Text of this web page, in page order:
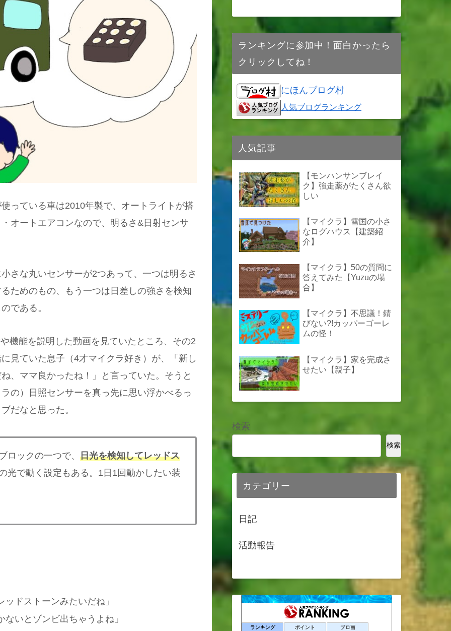
っている車は2010年製で、オートライトが搭
オートエアコンなので、明るさ&日射センサ
さな丸いセンサーが2つあって、一つは明るさ
ためのもの、もう一つは日差しの強さを検知
である。
機能を説明した動画を見ていたところ、その2
見ていた息子（4才マイクラ好き）が、「新し
、ママ良かったね！」と言っていた。そうと
の）日照センサーを真っ先に思い浮かべるっ
だなと思った。
ロックの一つで、 日光を検知してレッドス
光で動く設定もある。1日1回動かしたい装
ドストーンみたいだね」
いとゾンビ出ちゃうよね」
ランキングに参加中！面白かったら
クリックしてね！
にほんブログ村
人気ブログランキング
人気記事
【モンハンサンブレイ
ク】強走薬がたくさん欲
しい
【マイクラ】雪国の小さ
なログハウス【建築紹
介】
【マイクラ】50の質問に
答えてみた【Yuzuの場
合】
【マイクラ】不思議！錆
びない?!カッパーゴーレ
ムの怪！
【マイクラ】家を完成さ
せたい【親子】
検索
検索
カテゴリー
日記
活動報告
ランキング ポイント ブロ画
10位 Tasteful Life